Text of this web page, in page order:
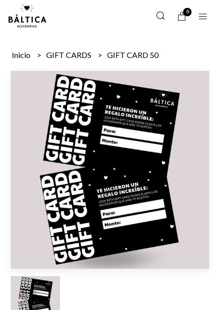
0
Inicio GIFT CARDS GIFT CARD 50